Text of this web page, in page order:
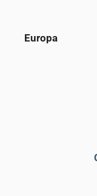
Europa